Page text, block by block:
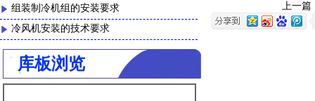
组装制冷机组的安装要求
冷风机安装的技术要求
库板浏览
上一篇